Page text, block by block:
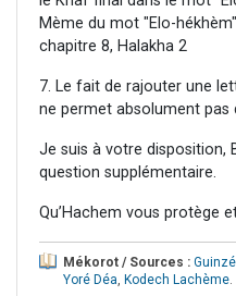
Mème du mot "Elo-
chapitre 8, Halakha 2
7. Le fait de rajouter une
ne permet absolument pas
Je suis à votre disposition,
question supplémentaire.
Qu’Hachem vous protège
Mékorot / Sources :
Yoré Déa, Kodech Lachème.